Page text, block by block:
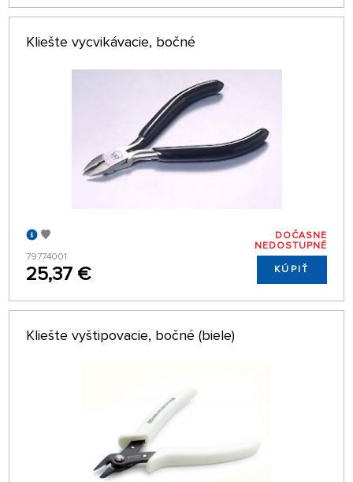
Kliešte vycvikávacie, bočné
79774001
25,37 €
DOČASNE
NEDOSTUPNÉ
KÚPIŤ
Kliešte vyštipovacie, bočné (biele)